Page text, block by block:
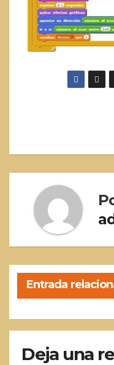
Entrada
Deja una